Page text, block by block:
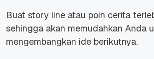
Buat story line atau poin cerita
sehingga akan memudahkan Anda
mengembangkan ide berikutnya.